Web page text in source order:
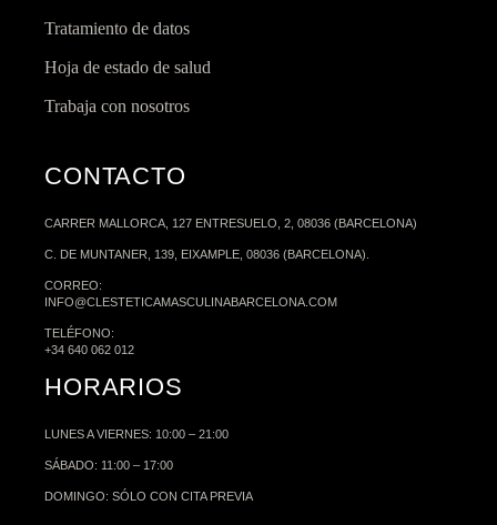
Tratamiento de datos
Hoja de estado de salud
Trabaja con nosotros
CONTACTO
CARRER MALLORCA, 127 ENTRESUELO, 2, 08036 (BARCELONA)
C. DE MUNTANER, 139, EIXAMPLE, 08036 (BARCELONA).
CORREO:
INFO@CLESTETICAMASCULINABARCELONA.COM
TELÉFONO:
+34 640 062 012
HORARIOS
LUNES A VIERNES: 10:00 – 21:00
SÁBADO: 11:00 – 17:00
DOMINGO: SÓLO CON CITA PREVIA